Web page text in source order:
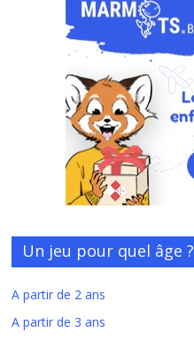
Un jeu pour quel âge ?
A partir de 2 ans
A partir de 3 ans